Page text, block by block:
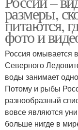
размеры,
питаются,
фото и
Россия омывается
Северного
воды занимает
Потому и рыбы
разнообразный
вовсе являются
больше нигде в